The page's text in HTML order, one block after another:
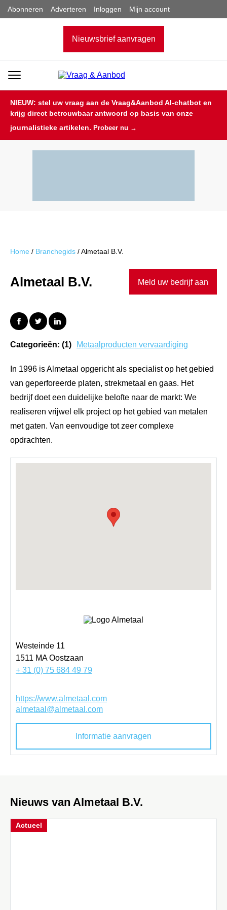
Abonneren Adverteren Inloggen Mijn account
Nieuwsbrief aanvragen
NIEUW: stel uw vraag aan de Vraag&Aanbod AI-chatbot en
krijg direct betrouwbaar antwoord op basis van onze
journalistieke artikelen. Probeer nu →
Home / Branchegids / Almetaal B.V.
Almetaal B.V. Meld uw bedrijf aan
Categorieën: (1) Metaalproducten vervaardiging
In 1996 is Almetaal opgericht als specialist op het gebied
van geperforeerde platen, strekmetaal en gaas. Het
bedrijf doet een duidelijke belofte naar de markt: We
realiseren vrijwel elk project op het gebied van metalen
met gaten. Van eenvoudige tot zeer complexe
opdrachten.
Westeinde 11
1511 MA Oostzaan
+ 31 (0) 75 684 49 79
https://www.almetaal.com
almetaal@almetaal.com
Informatie aanvragen
Nieuws van Almetaal B.V.
Actueel